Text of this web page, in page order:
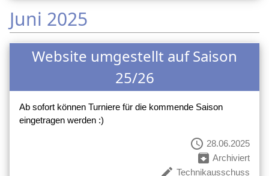
Juni 2025
Website umgestellt auf Saison
25/26
Ab sofort können Turniere für die kommende Saison
eingetragen werden :)
schedule 28.06.2025
archive Archiviert
create Technikausschuss